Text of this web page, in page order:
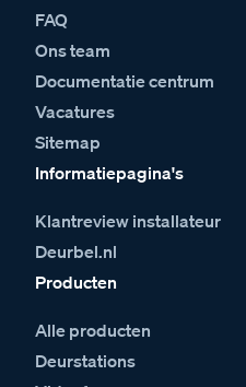
FAQ
Ons team
Documentatie centrum
Vacatures
Sitemap
Informatiepagina's
Klantreview installateur
Deurbel.nl
Producten
Alle producten
Deurstations